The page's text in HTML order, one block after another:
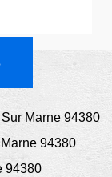
Marne 94380
94380
94380